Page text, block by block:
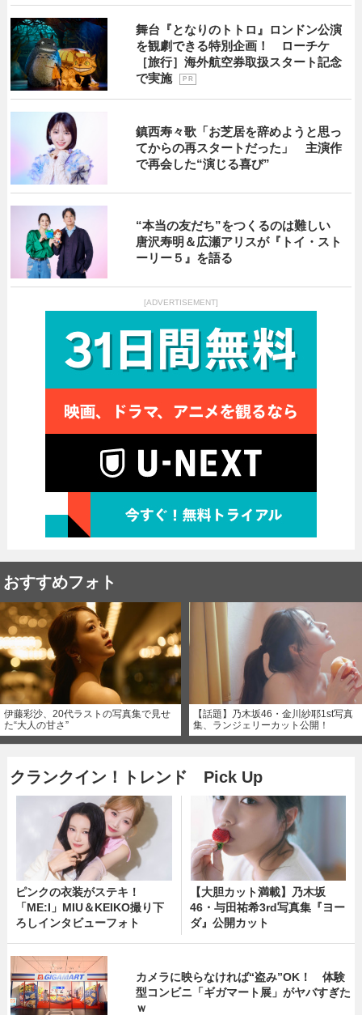
舞台『となりのトトロ』ロンドン公演
を観劇できる特別企画！ ローチケ
［旅行］海外航空券取扱スタート記念
で実施
P R
鎮西寿々歌「お芝居を辞めようと思っ
てからの再スタートだった」 主演作
で再会した“演じる喜び”
“本当の友だち”をつくるのは難しい
唐沢寿明＆広瀬アリスが『トイ・スト
ーリー５』を語る
[ADVERTISEMENT]
おすすめフォト
伊藤彩沙、20代ラストの写真集で見せ
た“大人の甘さ”
【話題】乃木坂46・金川紗耶1st写真
集、ランジェリーカット公開！
クランクイン！トレンド Pick Up
ピンクの衣装がステキ！
「ME:I」MIU＆KEIKO撮り下
ろしインタビューフォト
【大胆カット満載】乃木坂
46・与田祐希3rd写真集『ヨー
ダ』公開カット
カメラに映らなければ“盗み”OK！ 体験
型コンビニ「ギガマート展」がヤバすぎた
ｗ